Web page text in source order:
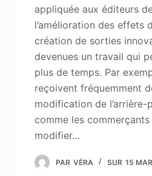
appliquée aux éditeurs
l’amélioration des effets
création de sorties
devenues un travail qui
plus de temps. Par
reçoivent fréquemment
modification de l’arrière-
comme les
modifier…
PAR VÉRA SUR 15